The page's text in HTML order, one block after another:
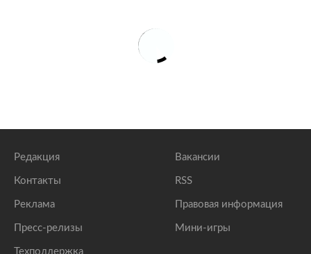
Кадыров пригрозил силой отнять у ингушей
Редакция
Контакты
Реклама
Пресс-релизы
Техподдержка
Вакансии
RSS
Правовая информация
Мини-игры